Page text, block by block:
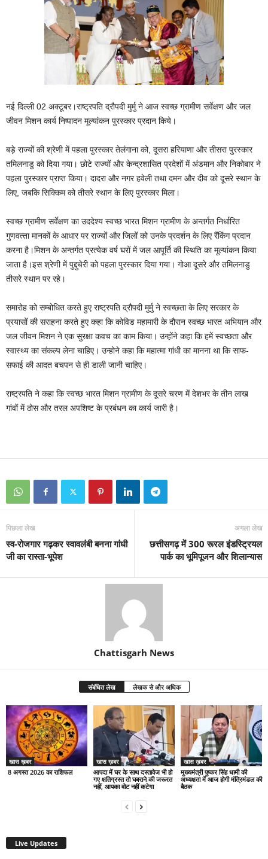
नई दिल्‍ली 02 अक्टूबर।राष्‍ट्रपति द्रौपदी मुर्मु ने आज स्‍वच्‍छ ग्रामीण सर्वेक्षण और जल
जीवन मिशन कार्य निष्‍पादन मूल्‍यांकन पुरस्‍कार प्रदान किये।
बड़े राज्‍यों की श्रेणी में पहला पुरस्‍कार तेलंगाना को, दूसरा हरियाणा और तीसरा पुरस्‍कार
तमिलनाडु को दिया गया। छोटे राज्‍यों और केन्‍द्रशासित प्रदेशों में अंडमान और निकोबार ने
पहला पुरस्‍कार प्राप्‍त किया। दादरा और नगर हवेली तथा दमन और दीव को दूसरे स्‍थान के
लिए, जबकि सिक्किम को तीसरे स्‍थान के लिए पुरस्‍कार मिला।
स्‍वच्‍छ ग्रामीण सर्वेक्षण का उददेश्‍य स्‍वच्‍छ भारत मिशन ग्रामीण के अन्‍तर्गत निर्धारित
गुणवत्‍ता मानकों के आधार पर राज्‍यों और जिलों को उनके प्रदर्शन के लिए रैंकिंग प्रदान
करना है।मिशन के अन्‍तर्गत प्रत्‍येक वर्ष घरों में जल आपूर्ति की स्थिति का मूल्‍यांकन किया
जाता है।इस श्रेणी में पुद्दुचेरी को पहला पुरस्‍कार दिया गया। गोआ दूसरे और तमिलनाडु
तीसरे स्‍थान पर रहे।
समारोह को सम्‍बोधित करते हुए राष्‍ट्रपति द्रौपदी मुर्मु ने स्‍वच्छता के लिए सरकार के
प्रयासों की सराहना करते हुए कहा कि कोविड महामारी के दौरान स्‍वच्‍छ भारत अभियान और
जल जीवन मिशन ने एक सुरक्षा कवच का काम किया। उन्‍होंने कहा कि हमें स्‍वच्‍छता और
स्‍वास्‍थ्‍य का संकल्‍प लेना चाहिए। उन्होने कहा कि महात्‍मा गांधी का मानना था कि साफ-
सफाई की आदत बचपन से ही डाली जानी चाहिए।
राष्‍ट्रपति ने कहा कि स्‍वच्‍छ भारत मिशन ग्रामीण के दूसरे चरण में देशभर के तीन लाख
गांवों में ठोस और तरल अपशिष्‍ट के प्रबंधन का कार्य जारी है।
पिछला लेख
स्व-रोजगार गढ़कर स्वावलंबी बनना गांधी
जी का रास्ता-भूपेश
अगला लेख
छत्तीसगढ़ में 300 रूरल इंडस्ट्रियल
पार्क का भूमिपूजन और शिलान्यास
Chattisgarh News
संबंधित लेख लेखक से और अधिक
खास ख़बर
8 अगस्त 2026 का राशिफल
खास ख़बर
आपदा में घर के साथ दस्तावेज भी हो
गए क्षतिग्रस्त तो घबराने की जरूरत
नहीं, आपका वोट नहीं कटेगा
खास ख़बर
मुख्यमंत्री पुष्कर सिंह धामी की
अध्यक्षता में आज होगी मंत्रिमंडल की
बैठक
Live Updates